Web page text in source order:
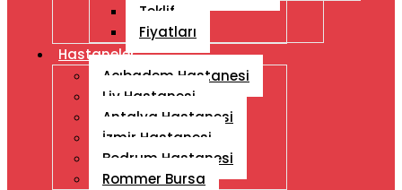
Teklif
Fiyatları
Hastaneler
Acıbadem Hastanesi
Liv Hastanesi
Antalya Hastanesi
İzmir Hastanesi
Bodrum Hastanesi
Rommer Bursa